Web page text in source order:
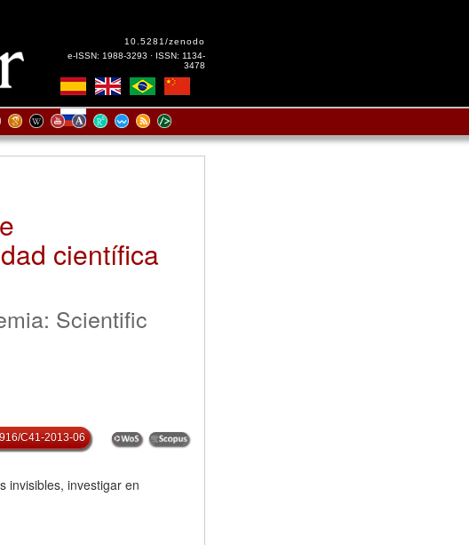
10.5281/zenodo
e-ISSN: 1988-3293 · ISSN: 1134-
3478
científica
Scientific
C41-2013-06
invisibles, investigar en